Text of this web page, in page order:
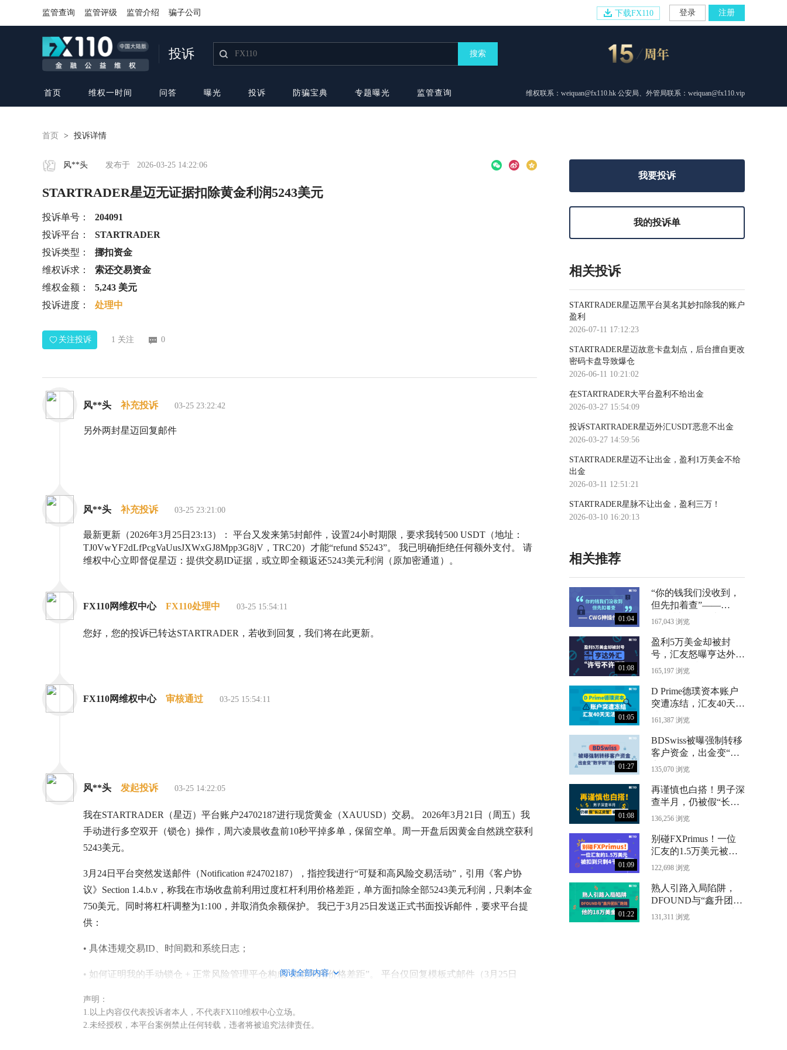
监管查询 监管评级 监管介绍 骗子公司 登录 注册
下载FX110
投诉 搜索
首页 维权一时间 问答 曝光 投诉 防骗宝典 专题曝光 监管查询 维权联系：weiquan@fx110.hk 公安局、外管局联系：weiquan@fx110.vip
首页 > 投诉详情
风**头 发布于 2026-03-25 14:22:06
STARTRADER星迈无证据扣除黄金利润5243美元
投诉单号：
204091
投诉平台：
STARTRADER
投诉类型：
挪扣资金
维权诉求：
索还交易资金
维权金额：
5,243 美元
投诉进度：
处理中
关注投诉 1 关注 0
风**头 补充投诉 03-25 23:22:42
另外两封星迈回复邮件
风**头 补充投诉 03-25 23:21:00
最新更新（2026年3月25日23:13）： 平台又发来第5封邮件，设置24小时期限，要求我转500 USDT（地址：
TJ0VwYF2dLfPcgVaUusJXWxGJ8Mpp3G8jV，TRC20）才能“refund $5243”。 我已明确拒绝任何额外支付。 请
维权中心立即督促星迈：提供交易ID证据，或立即全额返还5243美元利润（原加密通道）。
FX110网维权中心 FX110处理中 03-25 15:54:11
您好，您的投诉已转达STARTRADER，若收到回复，我们将在此更新。
FX110网维权中心 审核通过 03-25 15:54:11
风**头 发起投诉 03-25 14:22:05
我在STARTRADER（星迈）平台账户24702187进行现货黄金（XAUUSD）交易。 2026年3月21日（周五）我
手动进行多空双开（锁仓）操作，周六凌晨收盘前10秒平掉多单，保留空单。周一开盘后因黄金自然跳空获利
5243美元。
3月24日平台突然发送邮件（Notification #24702187），指控我进行“可疑和高风险交易活动”，引用《客户协
议》Section 1.4.b.v，称我在市场收盘前利用过度杠杆利用价格差距，单方面扣除全部5243美元利润，只剩本金
750美元。同时将杠杆调整为1:100，并取消负余额保护。 我已于3月25日发送正式书面投诉邮件，要求平台提
供：
• 具体违规交易ID、时间戳和系统日志；
• 如何证明我的手动锁仓 + 正常风险管理平仓构成“故意利用价格差距”。 平台仅回复模板式邮件（3月25日
Policy在48小时内给出实质回复。 我的初始资金通过加密货币入金，已成功全额出金750美元至钱包（有TXID
记录），证明我无任何恶意意图。 平台的做法极不合理：
阅读全部内容
声明：
1.以上内容仅代表投诉者本人，不代表FX110维权中心立场。
2.未经授权，本平台案例禁止任何转载，违者将被追究法律责任。
我要投诉
我的投诉单
相关投诉
STARTRADER星迈黑平台莫名其妙扣除我的账户
盈利
2026-07-11 17:12:23
STARTRADER星迈故意卡盘划点，后台擅自更改
密码卡盘导致爆仓
2026-06-11 10:21:02
在STARTRADER大平台盈利不给出金
2026-03-27 15:54:09
投诉STARTRADER星迈外汇USDT恶意不出金
2026-03-27 14:59:56
STARTRADER星迈不让出金，盈利1万美金不给
出金
2026-03-11 12:51:21
STARTRADER星脉不让出金，盈利三万！
2026-03-10 16:20:13
相关推荐
01:04
“你的钱我们没收到，
但先扣着查”——
CWG神操作曝光
167,043 浏览
01:08
盈利5万美金却被封
号，汇友怒曝亨达外汇
“许亏不许赢”
165,197 浏览
01:05
D Prime德璞资本账户
突遭冻结，汇友40天无
法出金
161,387 浏览
01:27
BDSwiss被曝强制转移
客户资金，出金变“数
字铜”锁仓24个月
135,070 浏览
01:08
再谨慎也白搭！男子深
查半月，仍被假“长江
资管”骗光71万
136,256 浏览
01:09
别碰FXPrimus！一位
汇友的1.5万美元被扣
到只剩4千
122,698 浏览
01:22
熟人引路入局陷阱，
DFOUND与“鑫升团
队”跑路，他的18万美
131,311 浏览